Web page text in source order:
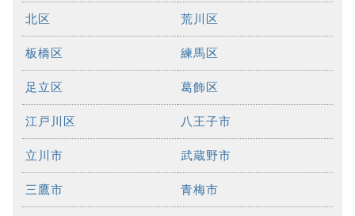
北区 荒川区
板橋区 練馬区
足立区 葛飾区
江戸川区 八王子市
立川市 武蔵野市
三鷹市 青梅市